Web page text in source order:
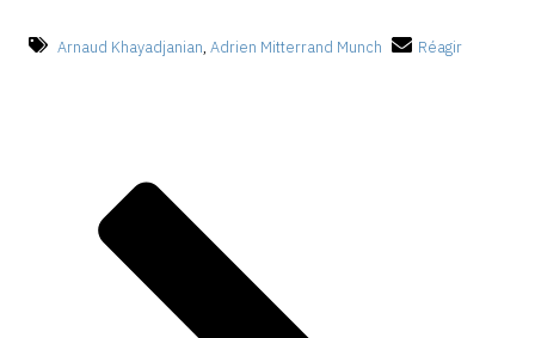
Arnaud Khayadjanian, Adrien Mitterrand Munch Réagir